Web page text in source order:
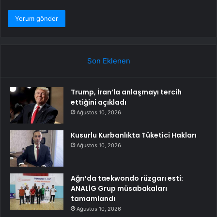
Son Eklenen
Trump, İran’la anlaşmayı tercih
ettiğini açıkladı
Ağustos 10, 2026
Kusurlu Kurbanlıkta Tüketici Hakları
Ağustos 10, 2026
Ağrı’da taekwondo rüzgarı esti:
ANALİG Grup müsabakaları
tamamlandı
Ağustos 10, 2026